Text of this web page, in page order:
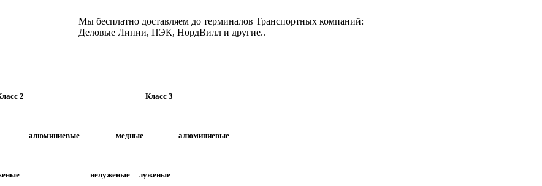
Мы бесплатно доставляем до терминалов Транспортных компаний:
Деловые Линии, ПЭК, НордВилл и другие..
2 Класс 3
алюминиевые медные алюминиевые
нелуженые луженые